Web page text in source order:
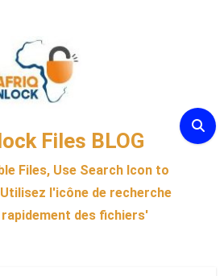
Files BLOG
Files, Use Search Icon to
l'icône de recherche
des fichiers'